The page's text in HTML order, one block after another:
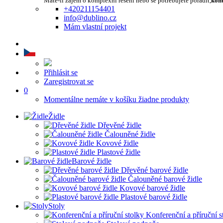
+420211154401
info@dublino.cz
Mám vlastní projekt
Přihlásit se
Zaregistrovat se
0
Momentálne nemáte v košíku žiadne produkty
Židle
Dřevěné židle
Čalouněné židle
Kovové židle
Plastové židle
Barové židle
Dřevěné barové židle
Čalouněné barové židle
Kovové barové židle
Plastové barové židle
Stoly
Konferenční a příruční